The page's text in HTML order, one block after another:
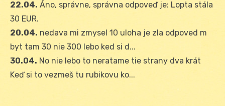
22.04. Áno, správne, správna odpoveď je: Lopta stála
30 EUR.
20.04. nedava mi zmysel 10 uloha je zla odpoved m
byt tam 30 nie 300 lebo ked si d...
30.04. No nie lebo to neratame tie strany dva krát
Keď si to vezmeš tu rubikovu ko...